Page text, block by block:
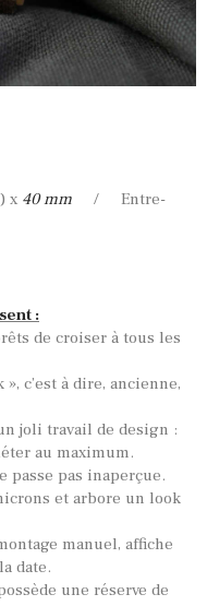
x 40 mm / Entre-
:
de croiser à tous les
c’est à dire, ancienne,
joli travail de design :
au maximum.
passe pas inaperçue.
et arbore un look
manuel, affiche
date.
une réserve de